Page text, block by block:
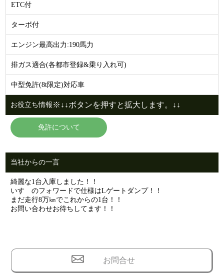
ETC付
ターボ付
エンジン最高出力:190馬力
排ガス適合(各都市登録&乗り入れ可)
中型免許(8t限定)対応車
お役立ち情報 ※↓↓ボタンを押すと拡大します。↓↓
免許について
当社からの一言
綺麗な1台入庫しました！！
いすゞのフォワードで仕様はLゲートダンプ！！
まだ走行8万㎞でこれからの1台！！
お問い合わせお待ちしてます！！
お問合せ